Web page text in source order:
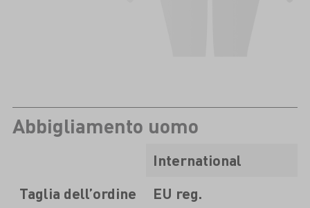
Abbigliamento uomo
International
Taglia dell’ordine
EU reg.